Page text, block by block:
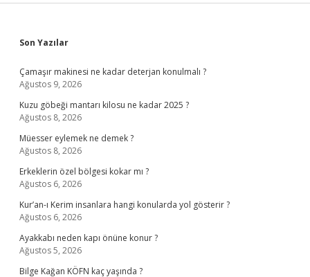
Sidebar
Son Yazılar
Çamaşır makinesi ne kadar deterjan konulmalı ?
Ağustos 9, 2026
Kuzu göbeği mantarı kilosu ne kadar 2025 ?
Ağustos 8, 2026
Müesser eylemek ne demek ?
Ağustos 8, 2026
Erkeklerin özel bölgesi kokar mı ?
Ağustos 6, 2026
Kur’an-ı Kerim insanlara hangi konularda yol gösterir ?
Ağustos 6, 2026
Ayakkabı neden kapı önüne konur ?
Ağustos 5, 2026
Bilge Kağan KÖFN kaç yaşında ?